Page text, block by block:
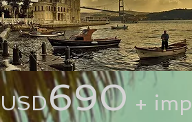
USD690 + imp